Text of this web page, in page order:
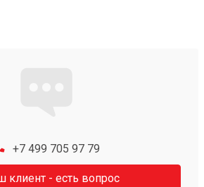
+7 499 705 97 79
клиент - есть вопрос